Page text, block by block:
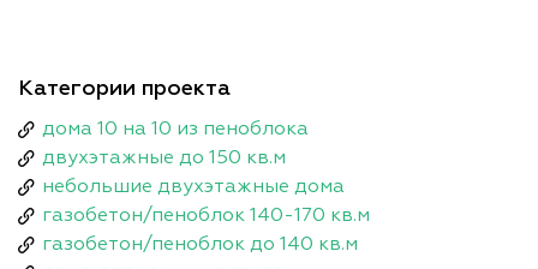
Категории проекта
дома 10 на 10 из пеноблока
двухэтажные до 150 кв.м
небольшие двухэтажные дома
газобетон/пеноблок 140-170 кв.м
газобетон/пеноблок до 140 кв.м